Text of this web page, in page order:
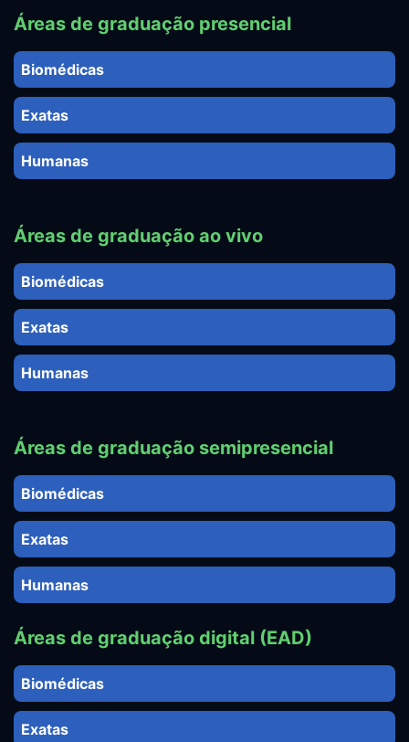
Áreas de graduação presencial
Biomédicas
Exatas
Humanas
Áreas de graduação ao vivo
Biomédicas
Exatas
Humanas
Áreas de graduação semipresencial
Biomédicas
Exatas
Humanas
Áreas de graduação digital (EAD)
Biomédicas
Exatas